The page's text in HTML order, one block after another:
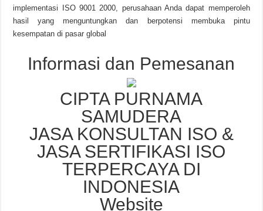
implementasi ISO 9001 2000, perusahaan Anda dapat memperoleh
hasil yang menguntungkan dan berpotensi membuka pintu
kesempatan di pasar global
Informasi dan Pemesanan
CIPTA PURNAMA
SAMUDERA
JASA KONSULTAN ISO &
JASA SERTIFIKASI ISO
TERPERCAYA DI
INDONESIA
Website